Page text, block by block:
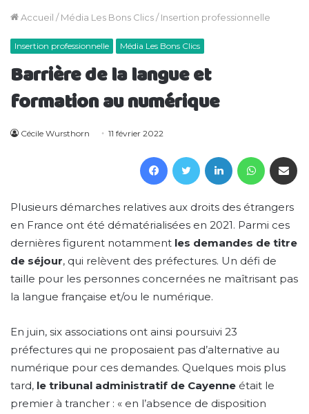
Accueil / Média Les Bons Clics/ Insertion professionnelle
Insertion professionnelle Média Les Bons Clics
Barrière de la langue et
formation au numérique
Cécile Wursthorn 11 février 2022
FacebookTwitter Linkedin
Plusieurs démarches relatives aux droits des étrangers
en France ont été dématérialisées en 2021. Parmi ces
dernières figurent notamment les demandes de titre
de séjour, qui relèvent des préfectures. Un défi de
taille pour les personnes concernées ne maîtrisant pas
la langue française et/ou le numérique.
En juin, six associations ont ainsi poursuivi 23
préfectures qui ne proposaient pas d’alternative au
numérique pour ces demandes. Quelques mois plus
tard, le tribunal administratif de Cayenne était le
premier à trancher : « en l’absence de disposition